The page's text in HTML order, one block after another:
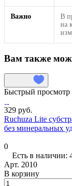
Важно
В
на
Вам также
Быстрый просмотр
329 руб.
Ruchuza Lite
без минеральных
0
Есть в наличии:
Арт. 2010
В корзину